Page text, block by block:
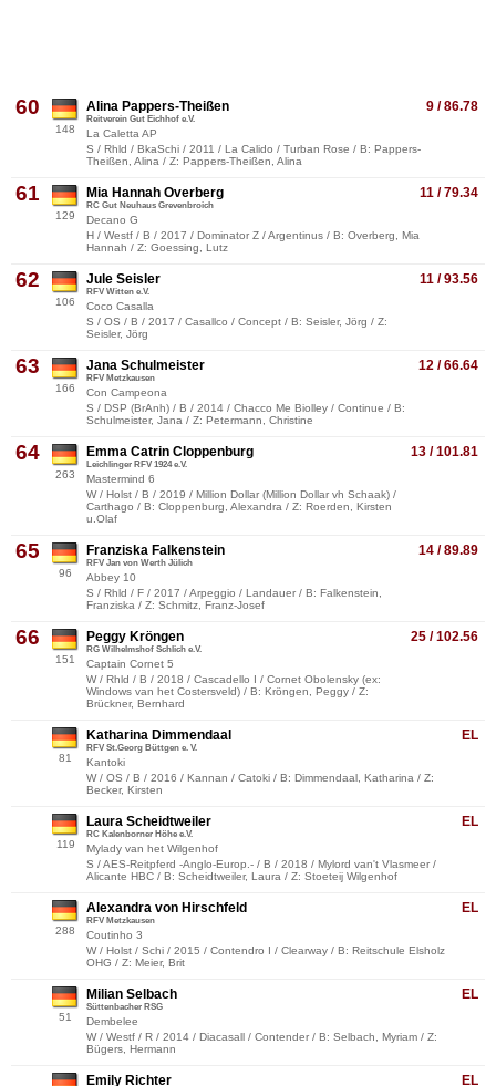
60
148
9 / 86.78
Alina Pappers-Theißen
Reitverein Gut Eichhof e.V.
La Caletta AP
S / Rhld / BkaSchi / 2011 / La Calido / Turban Rose / B: Pappers-
Theißen, Alina / Z: Pappers-Theißen, Alina
61
129
11 / 79.34
Mia Hannah Overberg
RC Gut Neuhaus Grevenbroich
Decano G
H / Westf / B / 2017 / Dominator Z / Argentinus / B: Overberg, Mia
Hannah / Z: Goessing, Lutz
62
106
11 / 93.56
Jule Seisler
RFV Witten e.V.
Coco Casalla
S / OS / B / 2017 / Casallco / Concept / B: Seisler, Jörg / Z:
Seisler, Jörg
63
166
12 / 66.64
Jana Schulmeister
RFV Metzkausen
Con Campeona
S / DSP (BrAnh) / B / 2014 / Chacco Me Biolley / Continue / B:
Schulmeister, Jana / Z: Petermann, Christine
64
263
13 / 101.81
Emma Catrin Cloppenburg
Leichlinger RFV 1924 e.V.
Mastermind 6
W / Holst / B / 2019 / Million Dollar (Million Dollar vh Schaak) /
Carthago / B: Cloppenburg, Alexandra / Z: Roerden, Kirsten
u.Olaf
65
96
14 / 89.89
Franziska Falkenstein
RFV Jan von Werth Jülich
Abbey 10
S / Rhld / F / 2017 / Arpeggio / Landauer / B: Falkenstein,
Franziska / Z: Schmitz, Franz-Josef
66
151
25 / 102.56
Peggy Kröngen
RG Wilhelmshof Schlich e.V.
Captain Cornet 5
W / Rhld / B / 2018 / Cascadello I / Cornet Obolensky (ex:
Windows van het Costersveld) / B: Kröngen, Peggy / Z:
Brückner, Bernhard
81
EL
Katharina Dimmendaal
RFV St.Georg Büttgen e. V.
Kantoki
W / OS / B / 2016 / Kannan / Catoki / B: Dimmendaal, Katharina / Z:
Becker, Kirsten
119
EL
Laura Scheidtweiler
RC Kalenborner Höhe e.V.
Mylady van het Wilgenhof
S / AES-Reitpferd -Anglo-Europ.- / B / 2018 / Mylord van't Vlasmeer /
Alicante HBC / B: Scheidtweiler, Laura / Z: Stoeteij Wilgenhof
288
EL
Alexandra von Hirschfeld
RFV Metzkausen
Coutinho 3
W / Holst / Schi / 2015 / Contendro I / Clearway / B: Reitschule Elsholz
OHG / Z: Meier, Brit
51
EL
Milian Selbach
Süttenbacher RSG
Dembelee
W / Westf / R / 2014 / Diacasall / Contender / B: Selbach, Myriam / Z:
Bügers, Hermann
EL
Emily Richter